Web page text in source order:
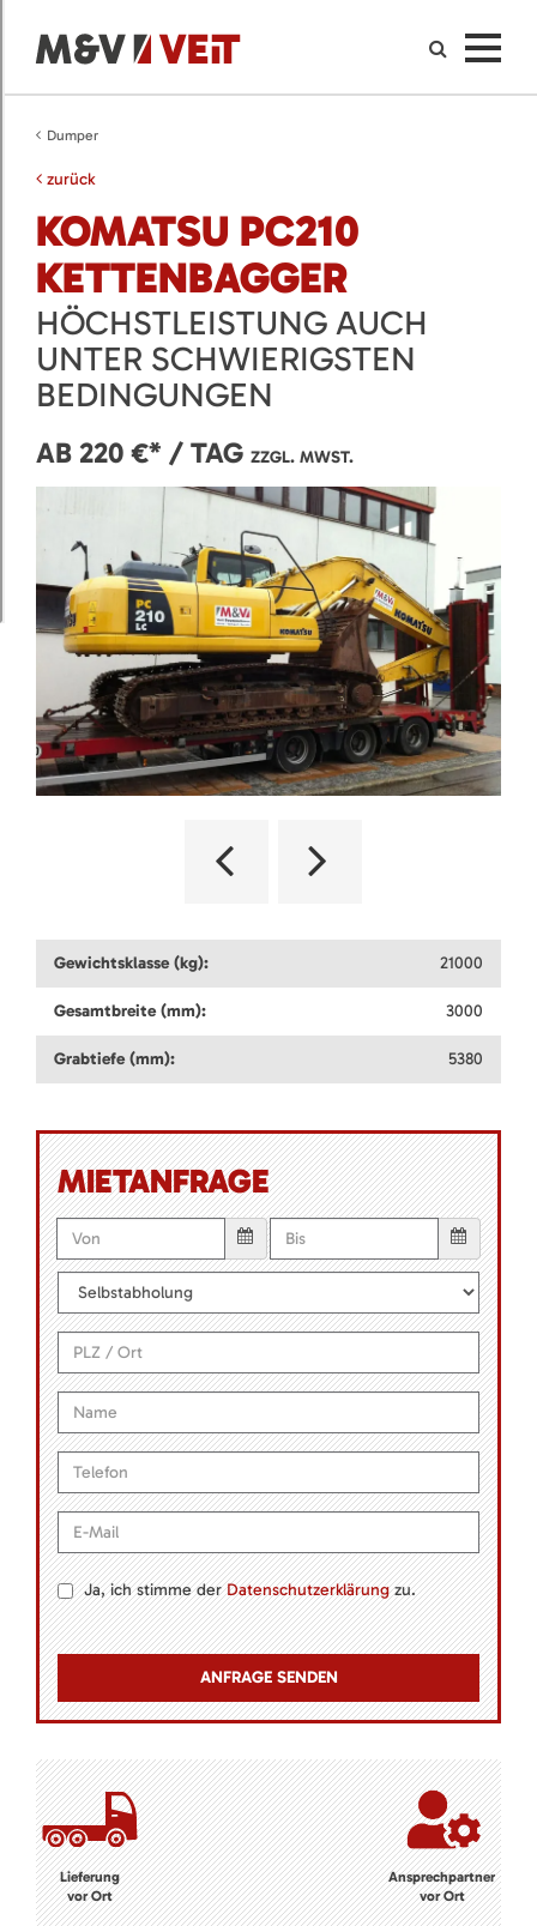
Dumper
zurück
KOMATSU PC210
KETTENBAGGER
HÖCHSTLEISTUNG AUCH
UNTER SCHWIERIGSTEN
BEDINGUNGEN
AB 220 €* / TAG ZZGL. MWST.
Gewichtsklasse (kg): 21000
Gesamtbreite (mm): 3000
Grabtiefe (mm): 5380
MIETANFRAGE
Ja, ich stimme derDatenschutzerklärungzu.
Lieferung
vor Ort
Ansprechpartner
vor Ort